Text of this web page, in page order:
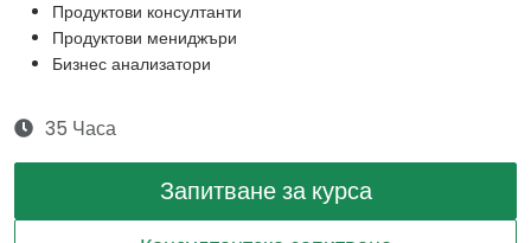
Продуктови консултанти
Продуктови мениджъри
Бизнес анализатори
35 Часа
Запитване за курса